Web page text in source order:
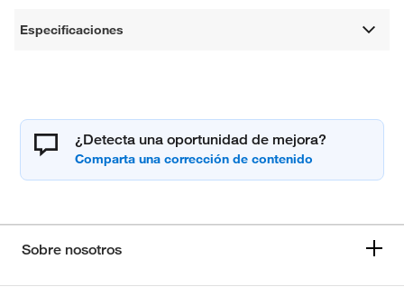
Especificaciones
¿Detecta una oportunidad de mejora?
Sobre nosotros